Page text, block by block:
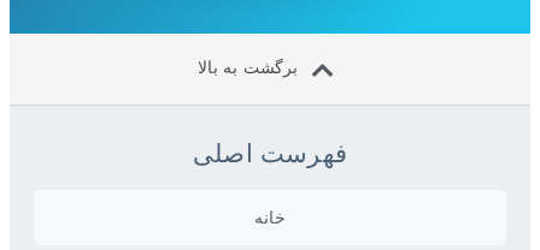
برگشت به بالا
فهرست اصلی
خانه